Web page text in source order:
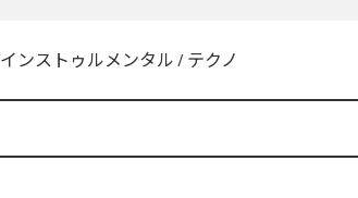
インストゥルメンタル / テクノ